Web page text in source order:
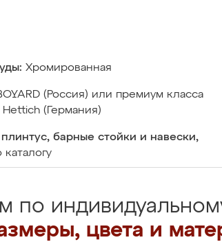
Хромированная
(Россия) или премиум класса
Hettich (Германия)
барные стойки и навески,
каталогу
по
цвета и